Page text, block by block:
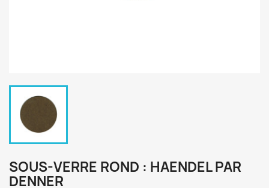
SOUS-VERRE ROND : HAENDEL PAR
DENNER